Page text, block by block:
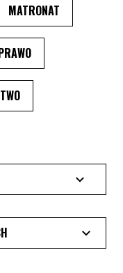
PRZEŁADUJE SIĘ
TEMATU, STRONA
MATRONAT
PRZEŁADUJE SIĘ
TEMATU, STRONA
PO WYBRANIU
STRONA PRZEŁADUJE
PO WYBRANIU